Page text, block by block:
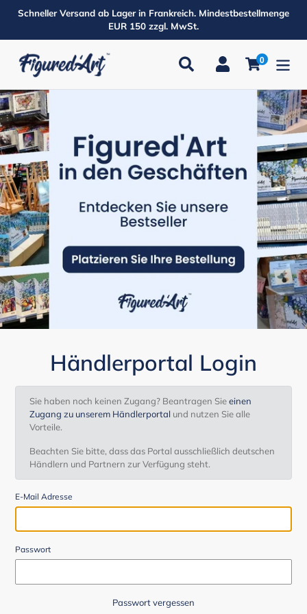
Schneller Versand ab Lager in Frankreich. Mindestbestellmenge
EUR 150 zzgl. MwSt.
Suchen Einloggen
0Produkte
Händlerportal Login
Sie haben noch keinen Zugang? Beantragen Sieeinen
Zugang zu unserem Händlerportal und nutzen Sie alle
Vorteile.
Beachten Sie bitte, dass das Portal ausschließlich deutschen
Händlern und Partnern zur Verfügung steht.
E-Mail Adresse
Passwort
Passwort vergessen